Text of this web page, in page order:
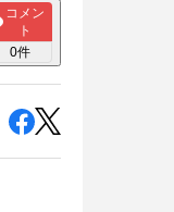
コメン
ト
0件